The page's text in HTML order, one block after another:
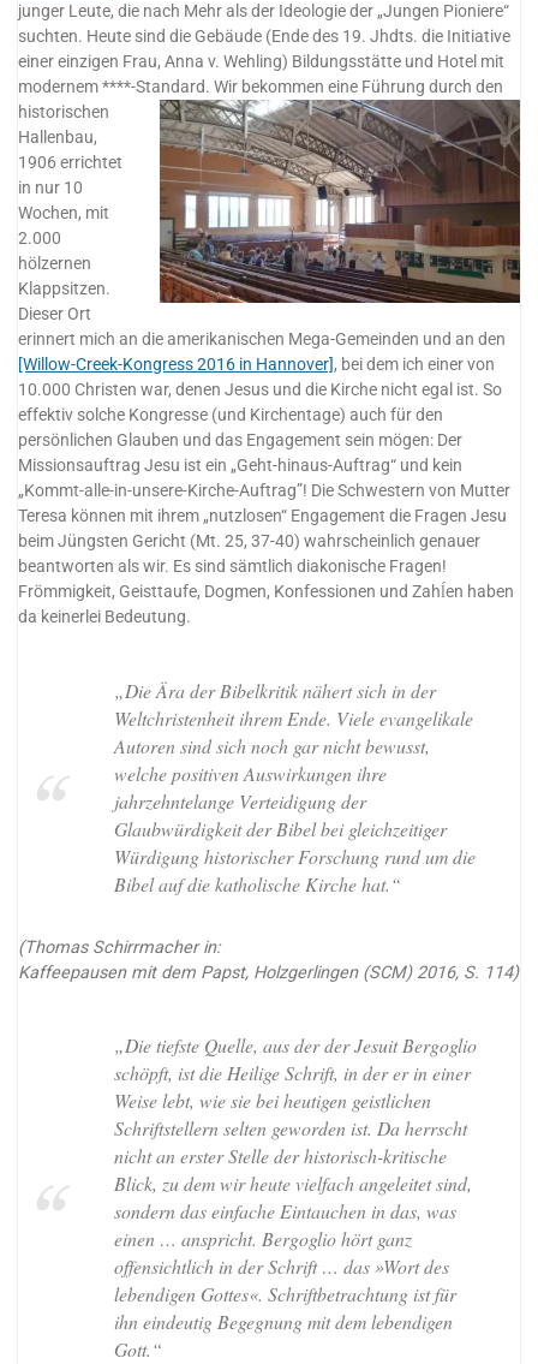
junger Leute, die nach Mehr als der Ideologie der „Jungen Pioniere“
suchten. Heute sind die Gebäude (Ende des 19. Jhdts. die Initiative
einer einzigen Frau, Anna v. Wehling) Bildungsstätte und Hotel mit
modernem ****-Standard.Wir bekommen eine Führung durch den
historischen
Hallenbau,
1906 errichtet
in nur 10
Wochen, mit
2.000
hölzernen
Klappsitzen.
Dieser Ort
erinnert mich an die amerikanischen Mega-Gemeinden und an den
[Willow-Creek-Kongress 2016 in Hannover], bei dem ich einer von
10.000 Christen war, denen Jesus und die Kirche nicht egal ist. So
effektiv solche Kongresse (und Kirchentage) auch für den
persönlichen Glauben und das Engagement sein mögen: Der
Missionsauftrag Jesu ist ein „Geht-hinaus-Auftrag“ und kein
„Kommt-alle-in-unsere-Kirche-Auftrag”! Die Schwestern von Mutter
Teresa können mit ihrem „nutzlosen“ Engagement die Fragen Jesu
beim Jüngsten Gericht (Mt. 25, 37-40) wahrscheinlich genauer
beantworten als wir. Es sind sämtlich diakonische Fragen!
Frömmigkeit, Geisttaufe, Dogmen, Konfessionen und Zahĺen haben
da keinerlei Bedeutung.
„Die Ära der Bibelkritik nähert sich in der
Weltchristenheit ihrem Ende. Viele evangelikale
Autoren sind sich noch gar nicht bewusst,
welche positiven Auswirkungen ihre
jahrzehntelange Verteidigung der
Glaubwürdigkeit der Bibel bei gleichzeitiger
Würdigung historischer Forschung rund um die
Bibel auf die katholische Kirche hat.“
(Thomas Schirrmacher in:
Kaffeepausen mit dem Papst, Holzgerlingen (SCM) 2016, S. 114)
„Die tiefste Quelle, aus der der Jesuit Bergoglio
schöpft, ist die Heilige Schrift, in der er in einer
Weise lebt, wie sie bei heutigen geistlichen
Schriftstellern selten geworden ist. Da herrscht
nicht an erster Stelle der historisch-kritische
Blick, zu dem wir heute vielfach angeleitet sind,
sondern das einfache Eintauchen in das, was
einen … anspricht. Bergoglio hört ganz
offensichtlich in der Schrift … das »Wort des
lebendigen Gottes«. Schriftbetrachtung ist für
ihn eindeutig Begegnung mit dem lebendigen
Gott.“